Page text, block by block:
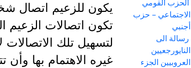
الحزب القومي
الاجتماعي – حزب
أجنبي
رسالة الى
النايورجعيين
العروبيين الجزء
يكون للزعيم اتصال
تكون اتصالات الزعيم
لتسهيل تلك
غيره الاهتمام بها